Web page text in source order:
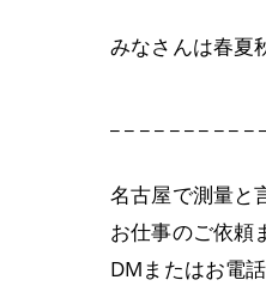
みなさんは春夏
名古屋で測量と
お仕事のご依頼
DMまたはお電